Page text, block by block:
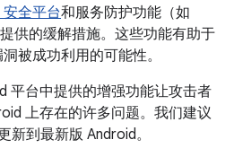
全平台和服务防护功能（如
供的缓解措施。这些功能有助于
被成功利用的可能性。
平台中提供的增强功能让攻击者
上存在的许多问题。我们建议
新到最新版 Android。